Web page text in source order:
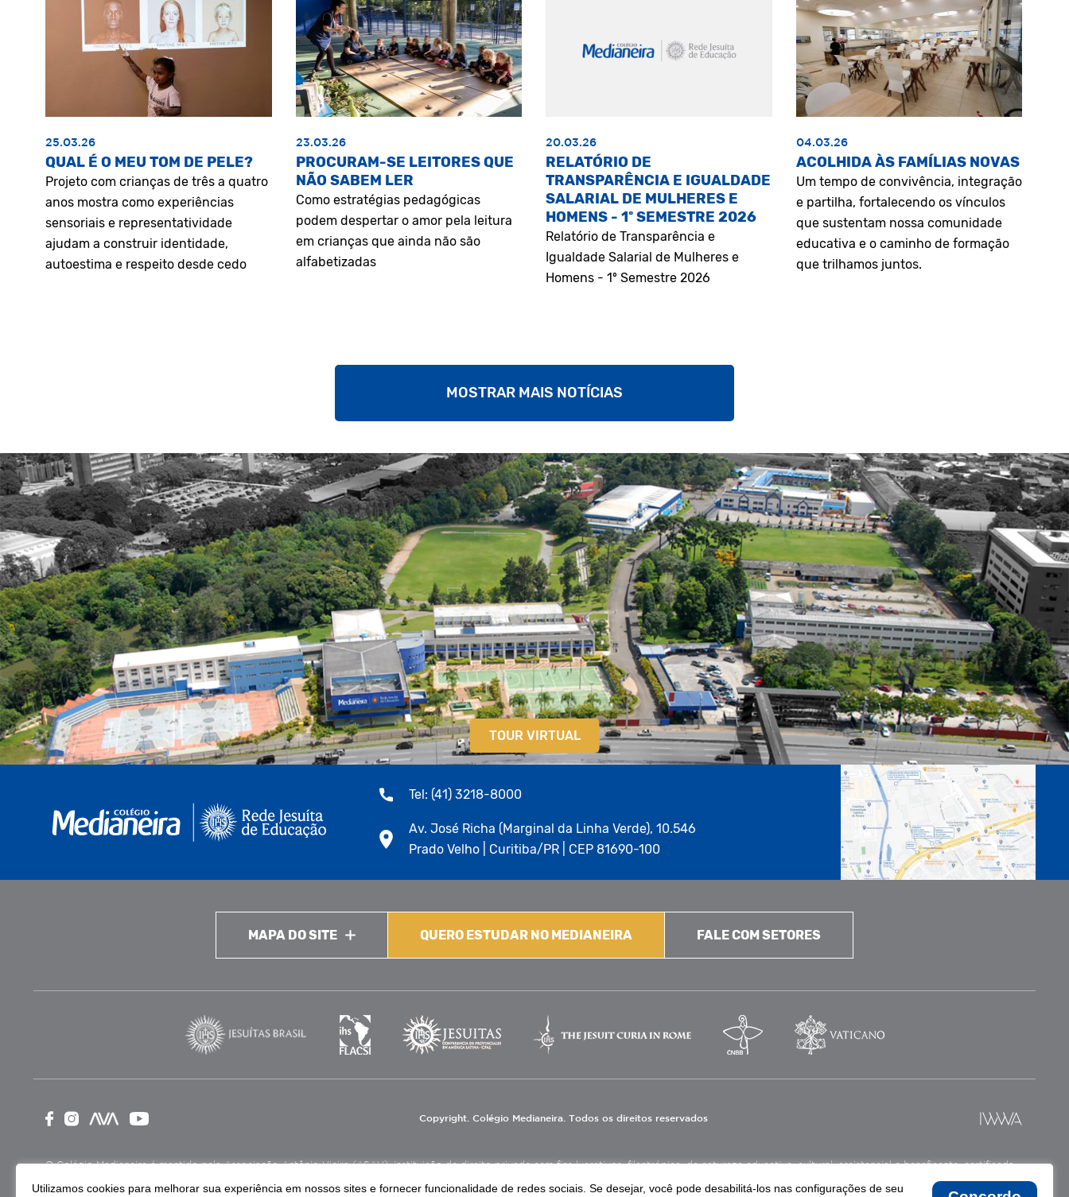
25.03.26
QUAL É O MEU TOM DE PELE?
Projeto com crianças de três a quatro
anos mostra como experiências
sensoriais e representatividade
ajudam a construir identidade,
autoestima e respeito desde cedo
23.03.26
PROCURAM-SE LEITORES QUE
NÃO SABEM LER
Como estratégias pedagógicas
podem despertar o amor pela leitura
em crianças que ainda não são
alfabetizadas
20.03.26
RELATÓRIO DE
TRANSPARÊNCIA E IGUALDADE
SALARIAL DE MULHERES E
HOMENS - 1º SEMESTRE 2026
Relatório de Transparência e
Igualdade Salarial de Mulheres e
Homens - 1º Semestre 2026
04.03.26
ACOLHIDA ÀS FAMÍLIAS NOVAS
Um tempo de convivência, integração
e partilha, fortalecendo os vínculos
que sustentam nossa comunidade
educativa e o caminho de formação
que trilhamos juntos.
MOSTRAR MAIS NOTÍCIAS
TOUR VIRTUAL
Tel: (41) 3218-8000
Av. José Richa (Marginal da Linha Verde), 10.546
Prado Velho | Curitiba/PR | CEP 81690-100
MAPA DO SITE QUERO ESTUDAR NO MEDIANEIRA FALE COM SETORES
Copyright. Colégio Medianeira. Todos os direitos reservados
O Colégio Medianeira é mantido pela Associação Antônio Vieira (ASAV), instituição de direito privado sem fins lucrativos, filantrópica, de natureza educativa, cultural, assistencial e beneficente, certificada
Utilizamos cookies para melhorar sua experiência em nossos sites e fornecer funcionalidade de redes sociais. Se desejar, você pode desabilitá-los nas configurações de seu